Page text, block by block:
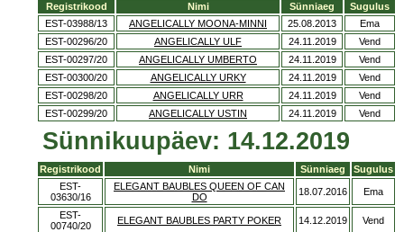
Registrikood Nimi Sünniaeg
Sugulus
EST-03988/13
ANGELICALLY MOONA-MINNI 25.08.2013
Ema
EST-00296/20
ANGELICALLY ULF 24.11.2019
Vend
EST-00297/20
ANGELICALLY UMBERTO 24.11.2019
Vend
EST-00300/20
ANGELICALLY URKY 24.11.2019
Vend
EST-00298/20
ANGELICALLY URR 24.11.2019
Vend
EST-00299/20
ANGELICALLY USTIN 24.11.2019 Vend
Sünnikuupäev: 14.12.2019
Registrikood Nimi Sünniaeg
Sugulus
EST-
03630/16
ELEGANT BAUBLES QUEEN OF CAN
DO
18.07.2016 Ema
EST-
00740/20
ELEGANT BAUBLES PARTY POKER 14.12.2019 Vend